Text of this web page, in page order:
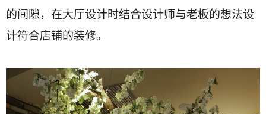
的间隙，在大厅设计时结合设计师与老板的想法设
计符合店铺的装修。